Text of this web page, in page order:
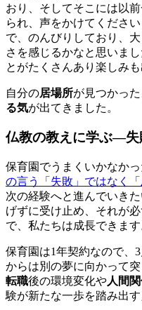
おり、そしてそこには以
られ、声をかけてくださ
で、のんびりしており、
さを感じるかなと思いまし
とがたくさんあり楽しみも
自分の居場所が見つかっ
る気が出てきました。
仏教の教えに学ぶ—失
保育園でうまくいかなかっ
の言う「失敗」ではなく「
次の経験へと進んでいき
げずに受け止め、それが
で、私たちは成長できます
保育園は1年契約なので、
からは別の夢に向かって
転職後の環境変化や人間
験が新たな一歩を踏み出